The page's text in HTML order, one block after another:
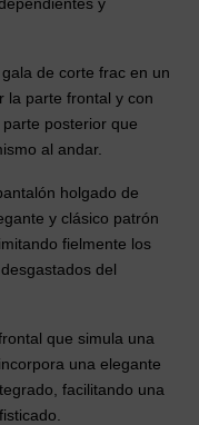
de corte frac en un
la parte frontal y con
posterior que
al andar.
holgado de
y clásico patrón
fielmente los
del
que simula una
una elegante
facilitando una